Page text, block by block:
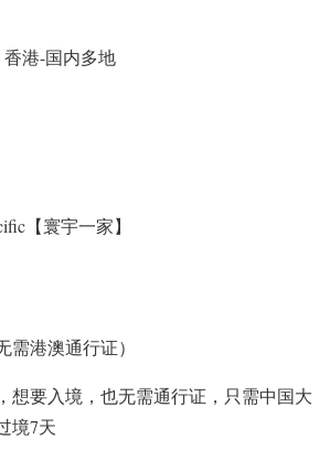
港-国内多地
【寰宇一家】
港澳通行证）
想要入境，也无需通行证，只需中国大
境7天